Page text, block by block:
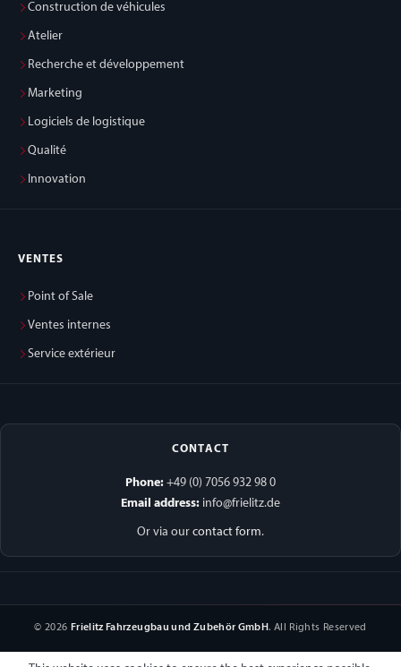
Construction de véhicules
Atelier
Recherche et développement
Marketing
Logiciels de logistique
Qualité
Innovation
VENTES
Point of Sale
Ventes internes
Service extérieur
CONTACT
Phone: +49 (0) 7056 932 98 0
Email address: info@frielitz.de
Or via our contact form.
© 2026 Frielitz Fahrzeugbau und Zubehör GmbH. All Rights Reserved